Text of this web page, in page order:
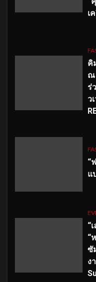
เ
คิ
ณ
ร่
ว
“
แ
“
“
ซั
ง